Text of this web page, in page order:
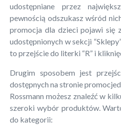
udostępniane przez
pewnością odszukasz wśród
promocja dla dzieci pojawi się
udostępnionych w sekcji
to przejście do literki “R” i
Drugim sposobem jest
dostępnych na stronie
Rossmann możesz znaleźć w
szeroki wybór produktów.
do kategorii: